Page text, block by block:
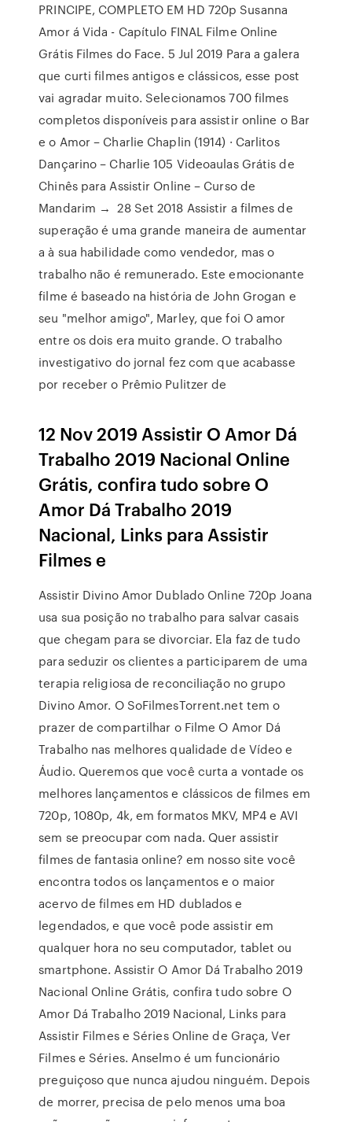
PRINCIPE, COMPLETO EM HD 720p Susanna
Amor á Vida - Capítulo FINAL Filme Online
Grátis Filmes do Face. 5 Jul 2019 Para a galera
que curti filmes antigos e clássicos, esse post
vai agradar muito. Selecionamos 700 filmes
completos disponíveis para assistir online o Bar
e o Amor – Charlie Chaplin (1914) · Carlitos
Dançarino – Charlie 105 Videoaulas Grátis de
Chinês para Assistir Online – Curso de
Mandarim → 28 Set 2018 Assistir a filmes de
superação é uma grande maneira de aumentar
a à sua habilidade como vendedor, mas o
trabalho não é remunerado. Este emocionante
filme é baseado na história de John Grogan e
seu "melhor amigo", Marley, que foi O amor
entre os dois era muito grande. O trabalho
investigativo do jornal fez com que acabasse
por receber o Prêmio Pulitzer de
12 Nov 2019 Assistir O Amor Dá
Trabalho 2019 Nacional Online
Grátis, confira tudo sobre O
Amor Dá Trabalho 2019
Nacional, Links para Assistir
Filmes e
Assistir Divino Amor Dublado Online 720p Joana
usa sua posição no trabalho para salvar casais
que chegam para se divorciar. Ela faz de tudo
para seduzir os clientes a participarem de uma
terapia religiosa de reconciliação no grupo
Divino Amor. O SoFilmesTorrent.net tem o
prazer de compartilhar o Filme O Amor Dá
Trabalho nas melhores qualidade de Vídeo e
Áudio. Queremos que você curta a vontade os
melhores lançamentos e clássicos de filmes em
720p, 1080p, 4k, em formatos MKV, MP4 e AVI
sem se preocupar com nada. Quer assistir
filmes de fantasia online? em nosso site você
encontra todos os lançamentos e o maior
acervo de filmes em HD dublados e
legendados, e que você pode assistir em
qualquer hora no seu computador, tablet ou
smartphone. Assistir O Amor Dá Trabalho 2019
Nacional Online Grátis, confira tudo sobre O
Amor Dá Trabalho 2019 Nacional, Links para
Assistir Filmes e Séries Online de Graça, Ver
Filmes e Séries. Anselmo é um funcionário
preguiçoso que nunca ajudou ninguém. Depois
de morrer, precisa de pelo menos uma boa